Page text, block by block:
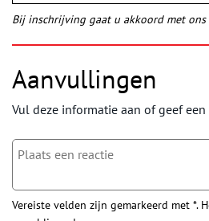
Bij inschrijving gaat u akkoord met ons
Aanvullingen
Vul deze informatie aan of geef een
Vereiste velden zijn gemarkeerd met *.